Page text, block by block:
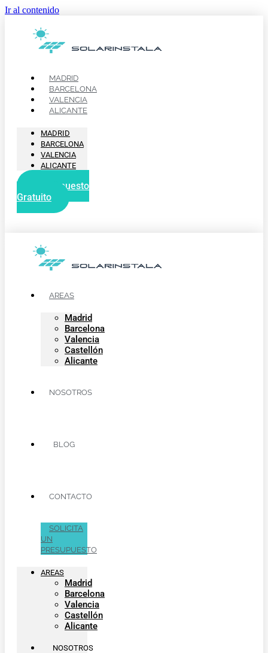
Ir al contenido
MADRID
BARCELONA
VALENCIA
ALICANTE
MADRID
BARCELONA
VALENCIA
ALICANTE
Presupuesto
Gratuito
AREAS
Madrid
Barcelona
Valencia
Castellón
Alicante
NOSOTROS
BLOG
CONTACTO
SOLICITA
UN
PRESUPUESTO
AREAS
Madrid
Barcelona
Valencia
Castellón
Alicante
NOSOTROS